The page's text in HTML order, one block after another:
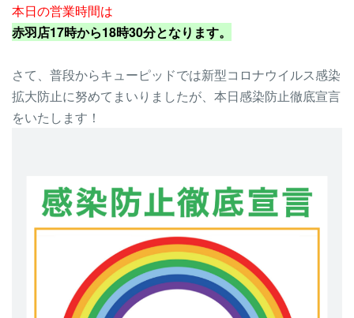
本日の営業時間は
赤羽店17時から18時30分となります。
さて、普段からキューピッドでは新型コロナウイルス感染
拡大防止に努めてまいりましたが、本日感染防止徹底宣言
をいたします！